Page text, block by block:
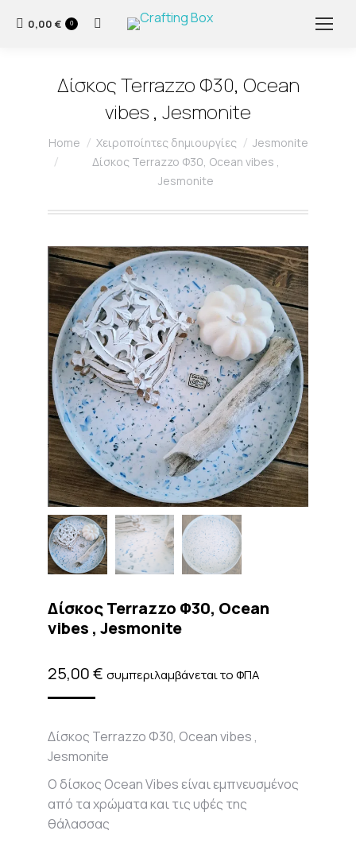
0,00 € 0 Search:
Δίσκος Terrazzo Φ30, Ocean
vibes , Jesmonite
You are here:
Home Χειροποίητες δημιουργίες
Jesmonite
Δίσκος Terrazzo Φ30, Ocean vibes ,
Jesmonite
Δίσκος Terrazzo Φ30, Ocean
vibes , Jesmonite
25,00€ συμπεριλαμβάνεται το ΦΠΑ
Δίσκος Terrazzo Φ30, Ocean vibes ,
Jesmonite
Ο δίσκος Ocean Vibes είναι εμπνευσμένος
από τα χρώματα και τις υφές της
θάλασσας